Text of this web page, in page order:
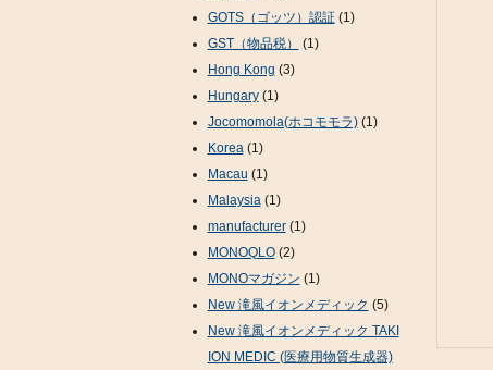
GOTS（ゴッツ）認証(1)
GST（物品税）
(1)
Hong Kong (3)
Hungary(1)
Jocomomola(ホコモモラ)(1)
Korea(1)
Macau (1)
Malaysia(1)
manufacturer(1)
MONOQLO(2)
MONOマガジン (1)
New 滝風イオンメディック (5)
New 滝風イオンメディック TAKI
ION MEDIC (医療用物質生成器)